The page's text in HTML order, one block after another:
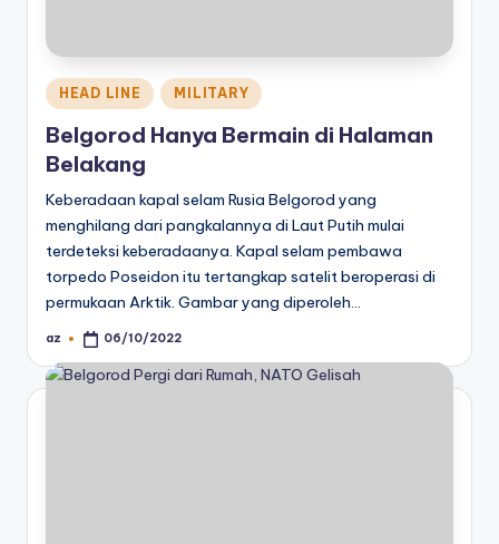
Posted
in
HEAD LINE MILITARY
Belgorod Hanya Bermain di Halaman
Belakang
Keberadaan kapal selam Rusia Belgorod yang
menghilang dari pangkalannya di Laut Putih mulai
terdeteksi keberadaanya. Kapal selam pembawa
torpedo Poseidon itu tertangkap satelit beroperasi di
permukaan Arktik. Gambar yang diperoleh…
Posted
az 06/10/2022